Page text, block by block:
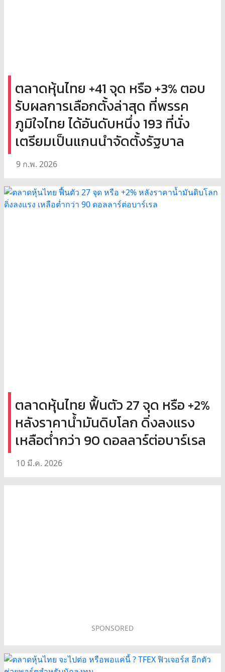
ตลาดหุ้นไทย +41 จุด หรือ +3% ตอบ
รับผลการเลือกตั้งล่าสุด ที่พรรค
ภูมิใจไทย ได้อันดับหนึ่ง 193 ที่นั่ง
เตรียมเป็นแกนนำจัดตั้งรัฐบาล
9 ก.พ. 2026
ตลาดหุ้นไทย ฟื้นตัว 27 จุด หรือ +2%
หลังราคาน้ำมันดิบโลก ดิ่งลงแรง
เหลือต่ำกว่า 90 ดอลลาร์ต่อบาร์เรล
10 มี.ค. 2026
SPONSORED